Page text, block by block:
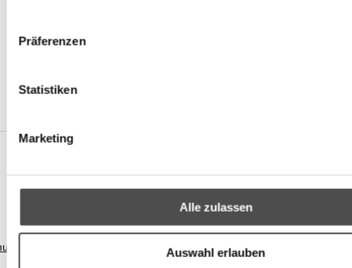
Präferenzen
Statistiken
Marketing
Alle zulassen
Auswahl erlauben